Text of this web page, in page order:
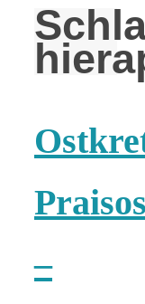
Praisos
–